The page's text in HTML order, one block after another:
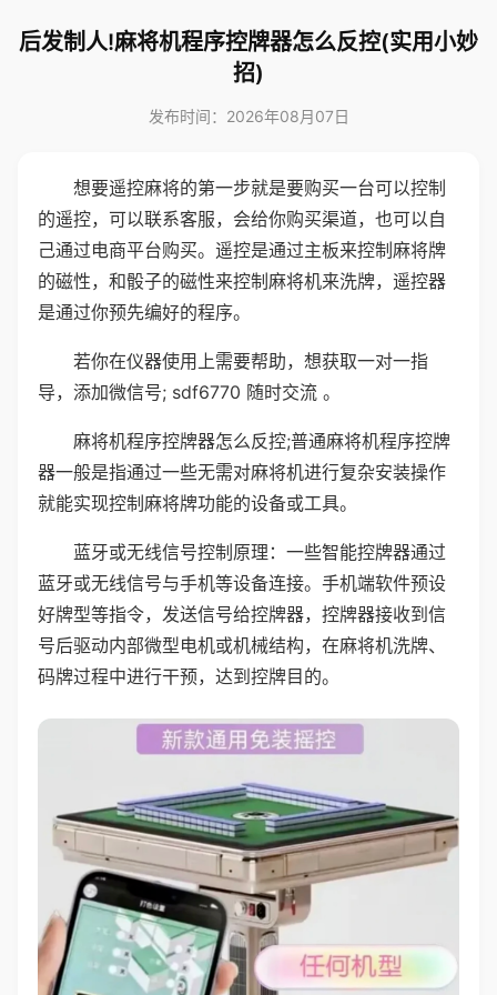
后发制人!麻将机程序控牌器怎么反控(实用小妙
招)
发布时间：2026年08月07日
想要遥控麻将的第一步就是要购买一台可以控制
的遥控，可以联系客服，会给你购买渠道，也可以自
己通过电商平台购买。遥控是通过主板来控制麻将牌
的磁性，和骰子的磁性来控制麻将机来洗牌，遥控器
是通过你预先编好的程序。
若你在仪器使用上需要帮助，想获取一对一指
导，添加微信号; sdf6770 随时交流 。
麻将机程序控牌器怎么反控;普通麻将机程序控牌
器一般是指通过一些无需对麻将机进行复杂安装操作
就能实现控制麻将牌功能的设备或工具。
蓝牙或无线信号控制原理：一些智能控牌器通过
蓝牙或无线信号与手机等设备连接。手机端软件预设
好牌型等指令，发送信号给控牌器，控牌器接收到信
号后驱动内部微型电机或机械结构，在麻将机洗牌、
码牌过程中进行干预，达到控牌目的。